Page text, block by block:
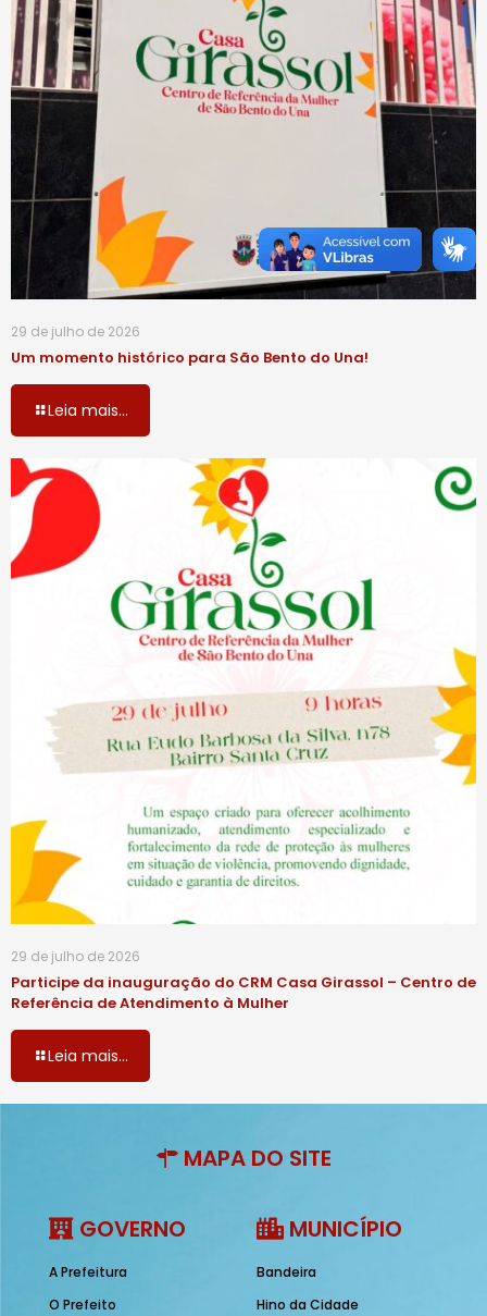
29 de julho de 2026
Um momento histórico para São Bento do Una!
Leia mais...
29 de julho de 2026
Participe da inauguração do CRM Casa Girassol – Centro de
Referência de Atendimento à Mulher
Leia mais...
MAPA DO SITE
GOVERNO
A Prefeitura
O Prefeito
MUNICÍPIO
Bandeira
Hino da Cidade